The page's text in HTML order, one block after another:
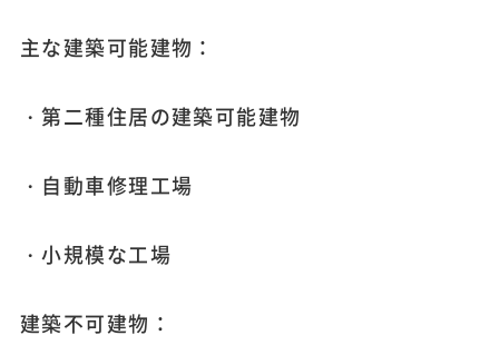
主な建築可能建物：
・第二種住居の建築可能建物
・自動車修理工場
・小規模な工場
建築不可建物：